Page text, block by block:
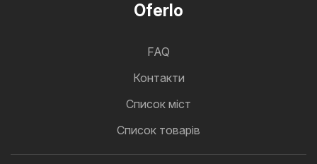
Oferlo
FAQ
Контакти
Cписок міст
Список товарів